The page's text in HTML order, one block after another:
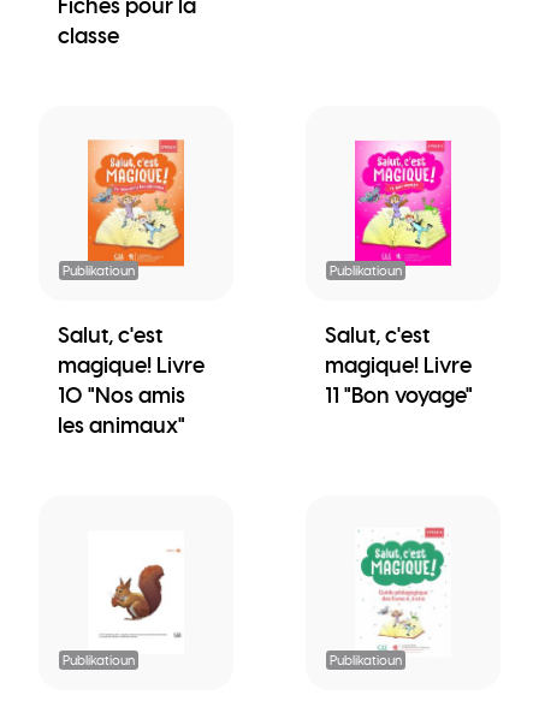
classe
Publikatioun
Salut, c'est
magique! Livre
10 "Nos amis
les animaux"
Publikatioun
Salut, c'est
magique! Livre
11 "Bon voyage"
Publikatioun Publikatioun